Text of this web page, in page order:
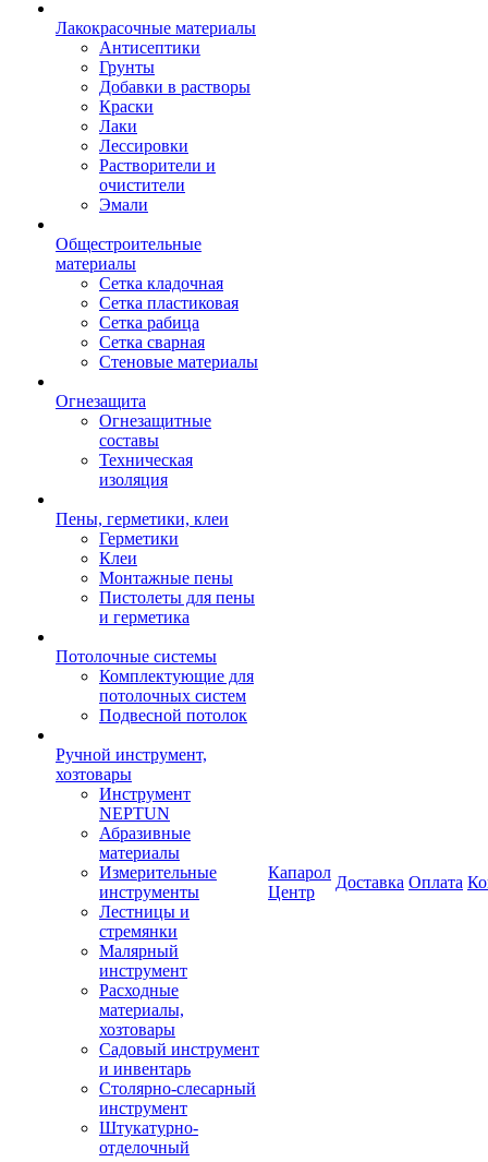
Лакокрасочные материалы
Антисептики
Грунты
Добавки в растворы
Краски
Лаки
Лессировки
Растворители и
очистители
Эмали
Общестроительные
материалы
Сетка кладочная
Сетка пластиковая
Сетка рабица
Сетка сварная
Стеновые материалы
Огнезащита
Огнезащитные
составы
Техническая
изоляция
Пены, герметики, клеи
Герметики
Клеи
Монтажные пены
Пистолеты для пены
и герметика
Потолочные системы
Комплектующие для
потолочных систем
Подвесной потолок
Ручной инструмент,
хозтовары
Инструмент
NEPTUN
Абразивные
материалы
Измерительные
инструменты
Лестницы и
стремянки
Малярный
инструмент
Расходные
материалы,
хозтовары
Садовый инструмент
и инвентарь
Столярно-слесарный
инструмент
Штукатурно-
отделочный
Капарол
Центр
Доставка Оплата